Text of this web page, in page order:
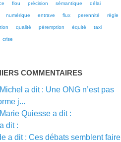
flou précision sémantique délai
numérique entrave flux perennité règle
qualité péremption équité taxi
crise
COMMENTAIRES
a dit : Une ONG n’est pas
j...
Quiesse a dit :
dit :
a dit : Ces débats semblent faire